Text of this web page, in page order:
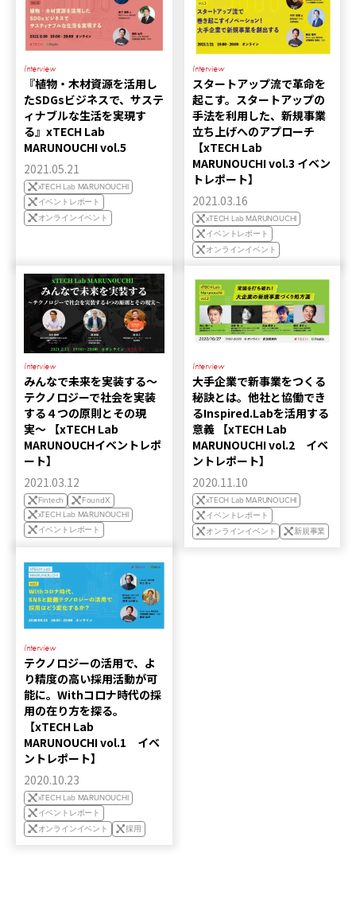
Interview
『植物・木材資源を活用し
たSDGsビジネスで、サステ
ィナブルな生活を実現す
る』xTECH Lab
MARUNOUCHI vol.5
2021.05.21
xTECH Lab MARUNOUCHI
イベントレポート
オンラインイベント
Interview
スタートアップ流で革命を
起こす。スタートアップの
手法を利用した、新規事業
立ち上げへのアプローチ
【xTECH Lab
MARUNOUCHI vol.3 イベン
トレポート】
2021.03.16
xTECH Lab MARUNOUCHI
イベントレポート
オンラインイベント
Interview
みんなで未来を実装する〜
テクノロジーで社会を実装
する４つの原則とその現
実〜 【xTECH Lab
MARUNOUCHイベントレポ
ート】
2021.03.12
Fintech
FoundX
xTECH Lab MARUNOUCHI
イベントレポート
Interview
大手企業で新事業をつくる
秘訣とは。他社と協働でき
るInspired.Labを活用する
意義 【xTECH Lab
MARUNOUCHI vol.2 イベ
ントレポート】
2020.11.10
xTECH Lab MARUNOUCHI
イベントレポート
オンラインイベント
新規事業
Interview
テクノロジーの活用で、よ
り精度の高い採用活動が可
能に。Withコロナ時代の採
用の在り方を探る。
【xTECH Lab
MARUNOUCHI vol.1 イベ
ントレポート】
2020.10.23
xTECH Lab MARUNOUCHI
イベントレポート
オンラインイベント
採用